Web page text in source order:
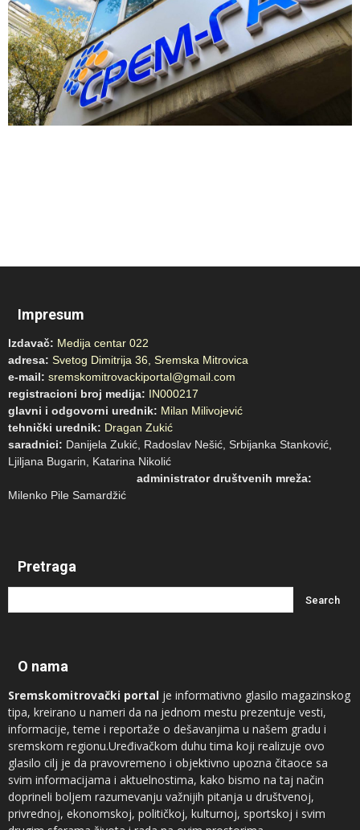
Impresum
Izdavač: Medija centar 022
adresa: Svetog Dimitrija 36, Sremska Mitrovica
e-mail: sremskomitrovackiportal@gmail.com
registracioni broj medija: IN000217
glavni i odgovorni urednik: Milan Milivojević
tehnički urednik: Dragan Zukić
saradnici: Danijela Zukić, Radoslav Nešić, Srbijanka Stanković,
Ljiljana Bugarin, Katarina Nikolić
administrator društvenih mreža:
Milenko Pile Samardžić
Pretraga
O nama
Sremskomitrovački portal je informativno glasilo magazinskog
tipa, kreirano u nameri da na jednom mestu prezentuje vesti,
informacije, teme i reportaže o dešavanjima u našem gradu i
sremskom regionu.Uređivačkom duhu tima koji realizuje ovo
glasilo cilj je da pravovremeno i objektivno upozna čitaoce sa
svim informacijama i aktuelnostima, kako bismo na taj način
doprineli boljem razumevanju važnijih pitanja u društvenoj,
privrednoj, ekonomskoj, političkoj, kulturnoj, sportskoj i svim